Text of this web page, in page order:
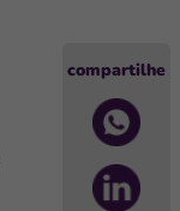
compartilhe